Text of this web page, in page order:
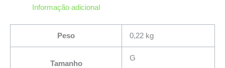
Informação adicional
Peso 0,22 kg
Tamanho
G